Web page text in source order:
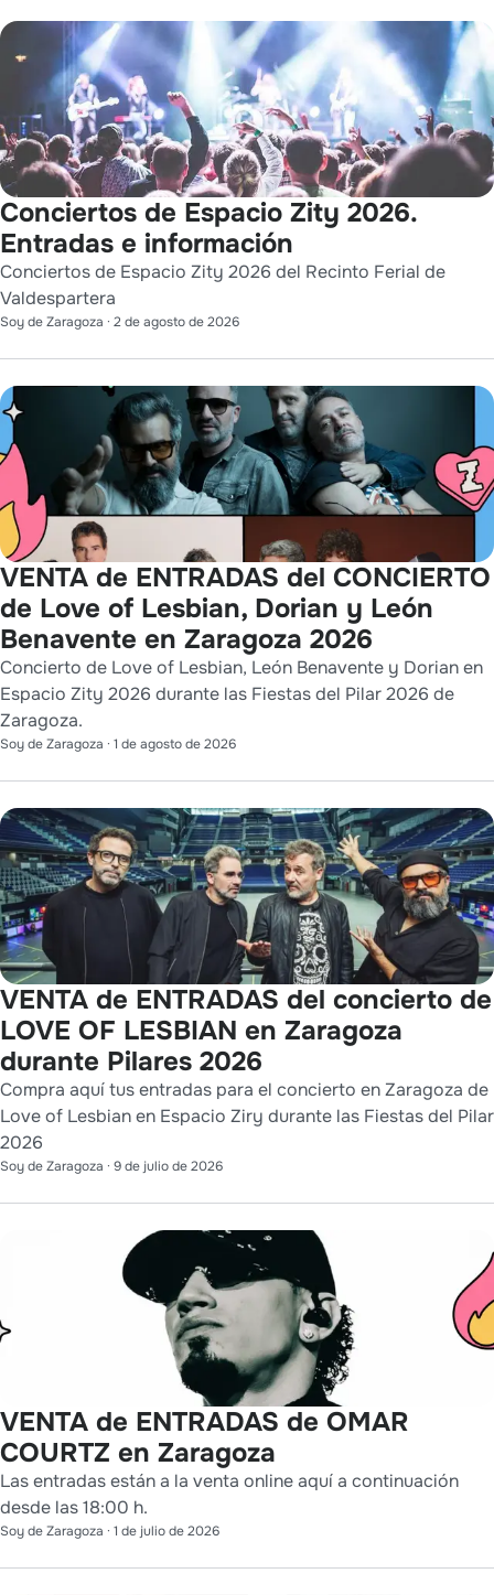
Conciertos de Espacio Zity 2026.
Entradas e información
Conciertos de Espacio Zity 2026 del Recinto Ferial de
Valdespartera
Soy de Zaragoza · 2 de agosto de 2026
VENTA de ENTRADAS del CONCIERTO
de Love of Lesbian, Dorian y León
Benavente en Zaragoza 2026
Concierto de Love of Lesbian, León Benavente y Dorian en
Espacio Zity 2026 durante las Fiestas del Pilar 2026 de
Zaragoza.
Soy de Zaragoza · 1 de agosto de 2026
VENTA de ENTRADAS del concierto de
LOVE OF LESBIAN en Zaragoza
durante Pilares 2026
Compra aquí tus entradas para el concierto en Zaragoza de
Love of Lesbian en Espacio Ziry durante las Fiestas del Pilar
2026
Soy de Zaragoza · 9 de julio de 2026
VENTA de ENTRADAS de OMAR
COURTZ en Zaragoza
Las entradas están a la venta online aquí a continuación
desde las 18:00 h.
Soy de Zaragoza · 1 de julio de 2026